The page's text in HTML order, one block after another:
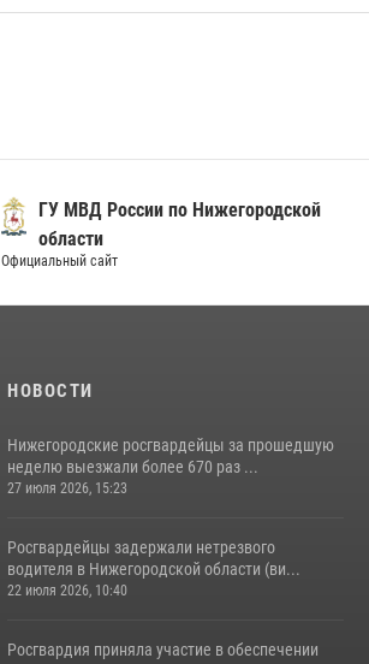
ГУ МВД России по Нижегородской
области
Официальный сайт
НОВОСТИ
Нижегородские росгвардейцы за прошедшую
неделю выезжали более 670 раз ...
27 июля 2026, 15:23
Росгвардейцы задержали нетрезвого
водителя в Нижегородской области (ви...
22 июля 2026, 10:40
Росгвардия приняла участие в обеспечении